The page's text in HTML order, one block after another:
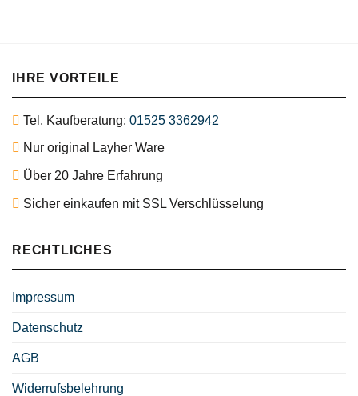
IHRE VORTEILE
Tel. Kaufberatung: 01525 3362942
Nur original Layher Ware
Über 20 Jahre Erfahrung
Sicher einkaufen mit SSL Verschlüsselung
RECHTLICHES
Impressum
Datenschutz
AGB
Widerrufsbelehrung